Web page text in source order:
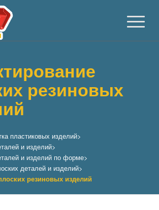
резиновых
пластиковых изделий>
и изделий>
и изделий по форме>
деталей и изделий>
резиновых изделий